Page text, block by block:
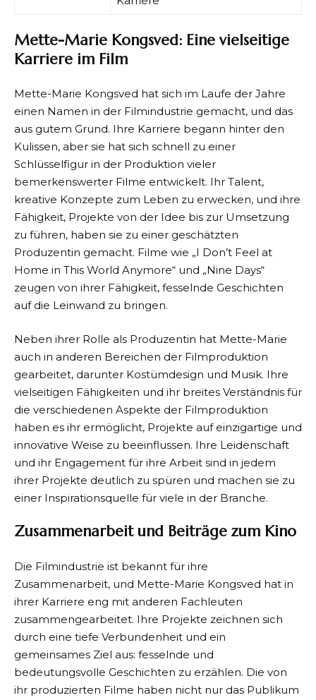
Mette-Marie Kongsved: Eine vielseitige
Karriere im Film
Mette-Marie Kongsved hat sich im Laufe der Jahre
einen Namen in der Filmindustrie gemacht, und das
aus gutem Grund. Ihre Karriere begann hinter den
Kulissen, aber sie hat sich schnell zu einer
Schlüsselfigur in der Produktion vieler
bemerkenswerter Filme entwickelt. Ihr Talent,
kreative Konzepte zum Leben zu erwecken, und ihre
Fähigkeit, Projekte von der Idee bis zur Umsetzung
zu führen, haben sie zu einer geschätzten
Produzentin gemacht. Filme wie „I Don’t Feel at
Home in This World Anymore“ und „Nine Days“
zeugen von ihrer Fähigkeit, fesselnde Geschichten
auf die Leinwand zu bringen.
Neben ihrer Rolle als Produzentin hat Mette-Marie
auch in anderen Bereichen der Filmproduktion
gearbeitet, darunter Kostümdesign und Musik. Ihre
vielseitigen Fähigkeiten und ihr breites Verständnis für
die verschiedenen Aspekte der Filmproduktion
haben es ihr ermöglicht, Projekte auf einzigartige und
innovative Weise zu beeinflussen. Ihre Leidenschaft
und ihr Engagement für ihre Arbeit sind in jedem
ihrer Projekte deutlich zu spüren und machen sie zu
einer Inspirationsquelle für viele in der Branche.
Zusammenarbeit und Beiträge zum Kino
Die Filmindustrie ist bekannt für ihre
Zusammenarbeit, und Mette-Marie Kongsved hat in
ihrer Karriere eng mit anderen Fachleuten
zusammengearbeitet. Ihre Projekte zeichnen sich
durch eine tiefe Verbundenheit und ein
gemeinsames Ziel aus: fesselnde und
bedeutungsvolle Geschichten zu erzählen. Die von
ihr produzierten Filme haben nicht nur das Publikum